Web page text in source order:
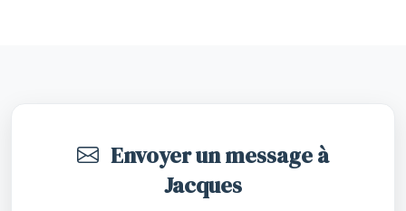
Envoyer un message à
Jacques